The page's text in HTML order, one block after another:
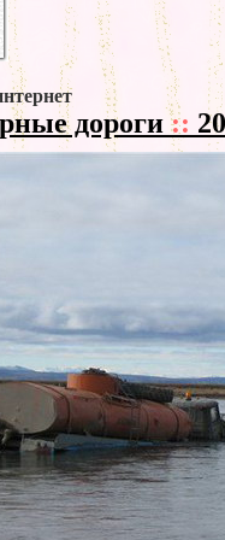
дороги::